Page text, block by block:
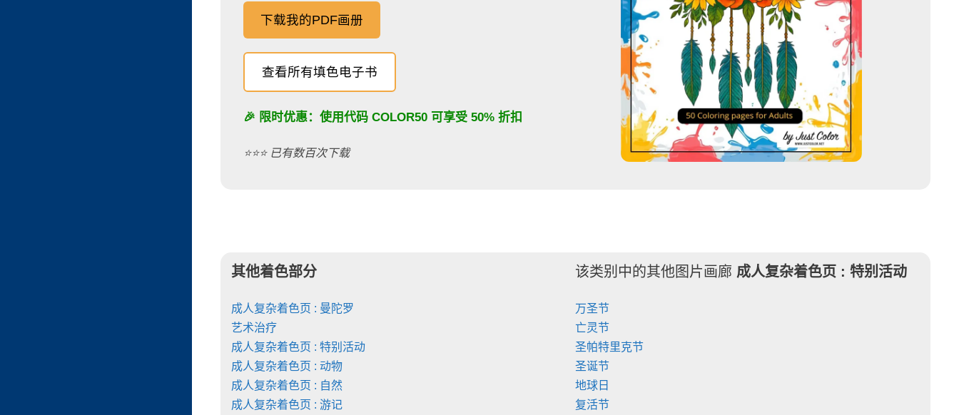
下载我的PDF画册
查看所有填色电子书
🎉 限时优惠：使用代码 COLOR50可享受 50% 折扣
⭐️⭐️⭐️ 已有数百次下载
其他着色部分
成人复杂着色页 : 曼陀罗
艺术治疗
成人复杂着色页 : 特别活动
成人复杂着色页 : 动物
成人复杂着色页 : 自然
成人复杂着色页 : 游记
该类别中的其他图片画廊 成人复杂着色页 :特别活动
万圣节
亡灵节
圣帕特里克节
圣诞节
地球日
复活节